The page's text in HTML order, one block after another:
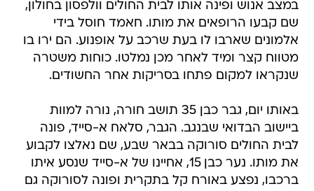
במצב אנוש ופינה אותו לבית החולים וולפסון בחולון,
שם קבעו הרופאים את מותו. חאמד חוסל בידי
אלמונים שארבו לו בעת שרכב על אופנוע. הם ירו בו
מטווח קצר ומיד לאחר מכן נמלטו. כוחות משטרה
שנקראו למקום פתחו בסריקות אחר החשודים.
באותו יום, גבר כבן 35 תושב חורה, נורה למוות
ביישוב הבדואי שבנגב. הגבר, סלאח א-סייד, פונה
לבית החולים סורוקה בבאר שבע, שם נאלצו לקבוע
את מותו. נער כבן 15, אחיינו של א-סייד שנסע איתו
ברכבו, נפצע באורח קל בתקרית ופונה לסורוקה גם